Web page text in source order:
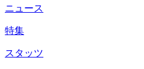
ニュース
特集
スタッツ